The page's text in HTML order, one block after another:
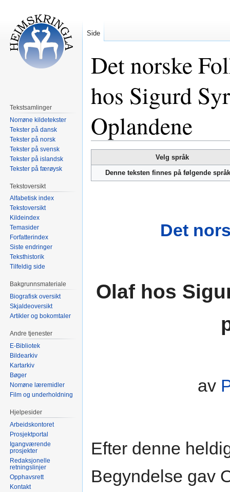
Det norske
hos Sigurd
Oplandene
til
navigering
til
Velg språk
Denne teksten finnes på følgende
Det
Olaf hos
av
Efter denne
Begyndelse gav
Side
Tekstsamlinger
Norrøne kildetekster
Tekster på dansk
Tekster på norsk
Tekster på svensk
Tekster på islandsk
Tekster på færøysk
Tekstoversikt
Alfabetisk index
Tekstoversikt
Kildeindex
Temasider
Forfatterindex
Siste endringer
Teksthistorik
Tilfeldig side
Bakgrunnsmateriale
Biografisk oversikt
Skjaldeoversikt
Artikler og bokomtaler
Andre tjenester
E-Bibliotek
Bildearkiv
Kartarkiv
Bøger
Norrøne læremidler
Film og underholdning
Hjelpesider
Arbeidskontoret
Prosjektportal
Igangværende
prosjekter
Redaksjonelle
retningslinjer
Opphavsrett
Kontakt